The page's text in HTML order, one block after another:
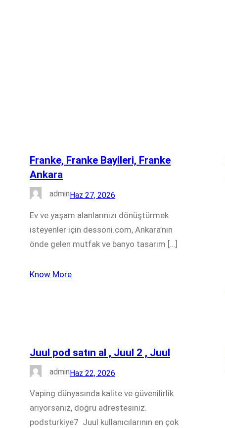
Franke, Franke Bayileri, Franke
Ankara
adminHaz 27, 2026
Ev ve yaşam alanlarınızı dönüştürmek
isteyenler için dessoni.com, Ankara’nın
önde gelen mutfak ve banyo tasarım […]
Know More
Juul pod satın al , Juul 2 , Juul
adminHaz 22, 2026
Vaping dünyasında kalite ve güvenilirlik
arıyorsanız, doğru adrestesiniz.
podsturkiye7 Juul kullanıcılarının en çok